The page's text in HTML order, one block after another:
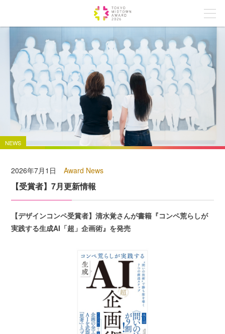
NEWS
2026年7月1日 Award News
【受賞者】7月更新情報
【デザインコンペ受賞者】清水覚さんが書籍『コンペ荒らしが
実践する生成AI「超」企画術』を発売